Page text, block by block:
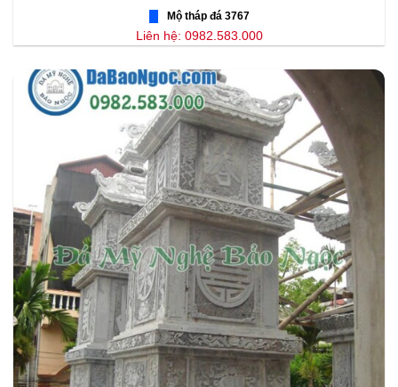
Mộ tháp đá 3767
Liên hệ: 0982.583.000